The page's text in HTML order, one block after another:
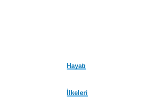
Hayatı
İlkeleri